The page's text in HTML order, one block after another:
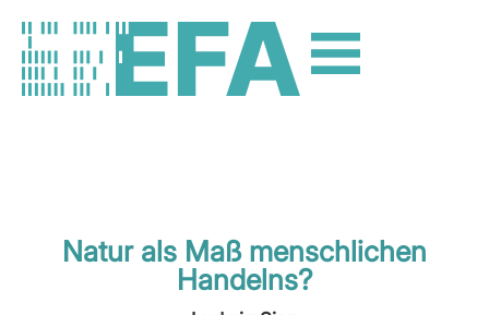
Natur als Maß menschlichen
Handelns?